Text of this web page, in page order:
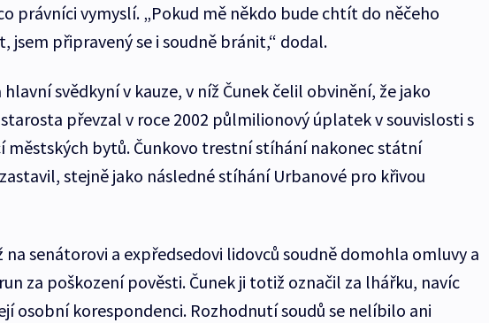
právníci vymyslí. „Pokud mě někdo bude chtít do něčeho
jsem připravený se i soudně bránit,“ dodal.
svědkyní v kauze, v níž Čunek čelil obvinění, že jako
převzal v roce 2002 půlmilionový úplatek v souvislosti s
městských bytů. Čunkovo trestní stíhání nakonec státní
stejně jako následné stíhání Urbanové pro křivou
na senátorovi a expředsedovi lidovců soudně domohla omluvy a
za poškození pověsti. Čunek ji totiž označil za lhářku, navíc
osobní korespondenci. Rozhodnutí soudů se nelíbilo ani